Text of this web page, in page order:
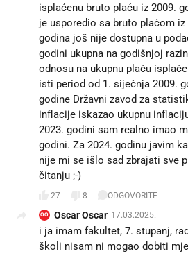
isplaćenu bruto plaću iz 2009.
je usporedio sa bruto plaćom iz
godina još nije dostupna u
godini ukupna na godišnjoj
odnosu na ukupnu plaću
isti period od 1. siječnja 2009.
godine Državni zavod za
inflacije iskazao ukupnu
2023. godini sam realno imao
godini. Za 2024. godinu javim
nije mi se išlo sad zbrajati sve
čitanju ;-)
27 8 ODGOVORITE
OO Oscar Oscar 17.03.2025.
i ja imam fakultet, 7. stupanj,
školi nisam ni mogao dobiti